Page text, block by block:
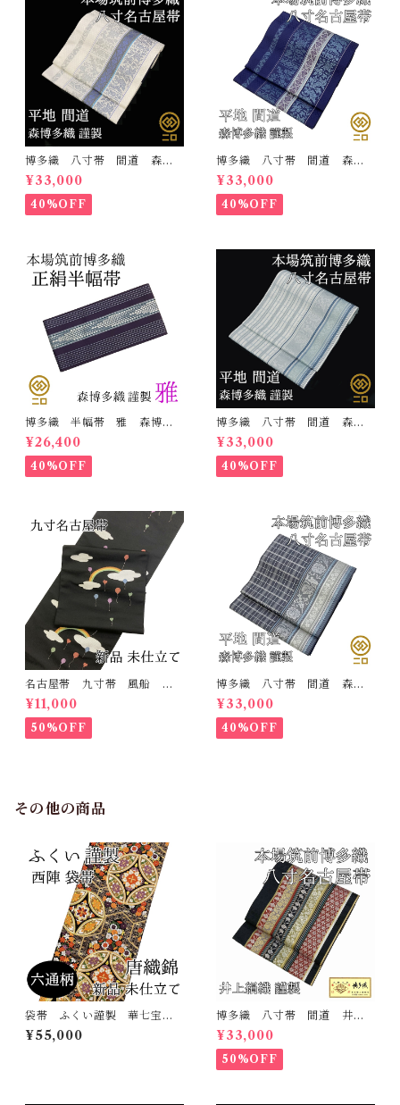
博多織 八寸帯 間道 森博
多織 正絹 日本製 未仕立
て 名古屋帯
¥33,000
40%OFF
博多織 八寸帯 間道 森博
多織 正絹 日本製 未仕立
て 名古屋帯
¥33,000
40%OFF
博多織 半幅帯 雅 森博多
織 正絹 リバーシブル 長
さ/3m78cm 日本製 和装
小袋帯 半巾帯
¥26,400
40%OFF
博多織 八寸帯 間道 森博
多織 正絹 日本製 未仕立
て 名古屋帯
¥33,000
40%OFF
名古屋帯 九寸帯 風船
雲 虹 正絹 日本製 九寸
名古屋帯
¥11,000
50%OFF
博多織 八寸帯 間道 森博
多織 正絹 日本製 未仕立
て 名古屋帯
¥33,000
40%OFF
その他の商品
袋帯 ふくい謹製 華七宝
毘沙門亀甲 六通柄 唐織
錦 西陣 正絹 日本製 未
¥55,000
博多織 八寸帯 間道 井上
絹織 正絹 日本製 未仕立
て 名古屋帯
¥33,000
50%OFF